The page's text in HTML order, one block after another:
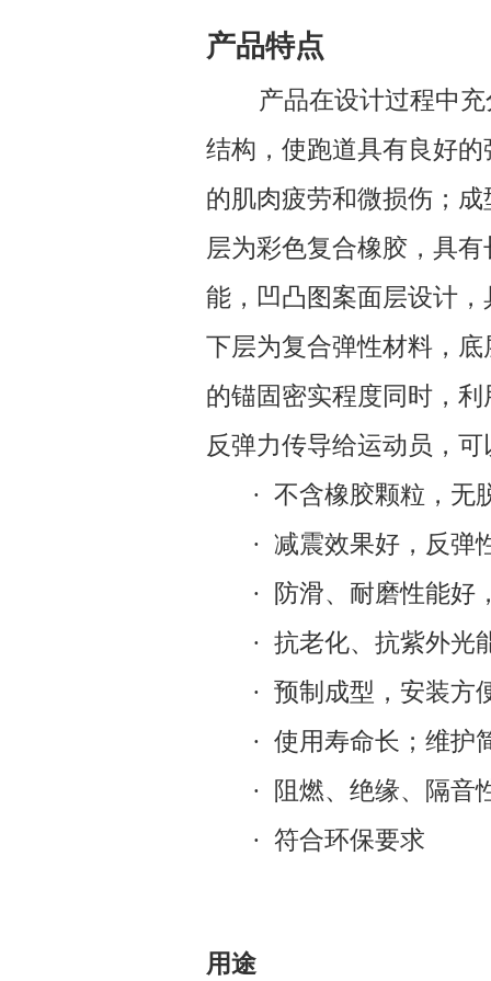
产品特点
产品在设计过程中
结构，使跑道具有良好
的肌肉疲劳和微损伤；
层为彩色复合橡胶，具
能，凹凸图案面层设计
下层为复合弹性材料，
的锚固密实程度同时，
反弹力传导给运动员，
· 不含橡胶颗粒，无
· 减震效果好，反弹
·
防滑、耐磨性能好
· 抗老化、抗紫外光
· 预制成型，安装方
· 使用寿命长；维护
·
阻燃、绝缘、隔音
· 符合环保要求
用